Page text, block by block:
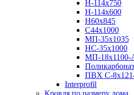
Н-114х750
Н-114х600
Н60х845
С44х1000
МП-35х1035
НС-35х1000
МП-18х1100-
ПВХ С-
Interprofil